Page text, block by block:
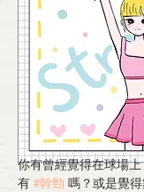
你有曾經覺得在球場上
有 #幹勁 嗎？或是覺